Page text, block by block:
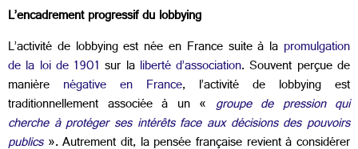
L’encadrement progressif du lobbying
L’activité de lobbying est née en France suite à la promulgation
de la loi de 1901 sur la liberté d’association. Souvent perçue de
manière négative en France, l’activité de lobbying est
traditionnellement associée à un « groupe de pression qui
cherche à protéger ses intérêts face aux décisions des pouvoirs
publics ». Autrement dit, la pensée française revient à considérer